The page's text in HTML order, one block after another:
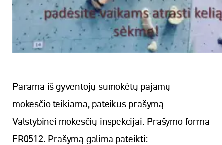
Parama iš gyventojų sumokėtų pajamų
mokesčio teikiama, pateikus prašymą
Valstybinei mokesčių inspekcijai. Prašymo forma
FR0512. Prašymą galima pateikti: